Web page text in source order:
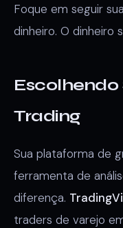
Foque em seguir
dinheiro. O dinheiro
Trading
Sua plataforma de
ferramenta de
diferença.
traders de varejo